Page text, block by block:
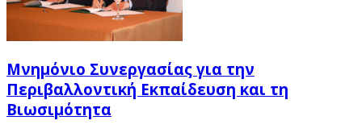
Μνημόνιο Συνεργασίας για την
Περιβαλλοντική Εκπαίδευση και τη
Βιωσιμότητα